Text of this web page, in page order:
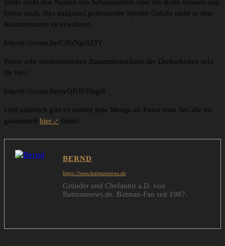
Stelle nicht den Namen des Schauspielers oder die Rolle nennen und
bitten euch, dies aufgrund potenzieller Spoiler-Gefahr nicht in den
Kommentaren zu erwähnen.
httpvh://youtu.be/CiFzNjc023Y
Einen sehr professionellen Zusammenschnitt der Dreharbeiten seht
ihr hier:
httpvh://youtu.be/syQNJ8T0qp8
Und natürlich gibt es wieder jede Menge an Fotos vom Set, die ihr
gesammelt hier findet.
BERND
https://www.batmannews.de
Gründer und Chefautor a.D. von
Batmannews.de. Batman-Fan seit 1987.